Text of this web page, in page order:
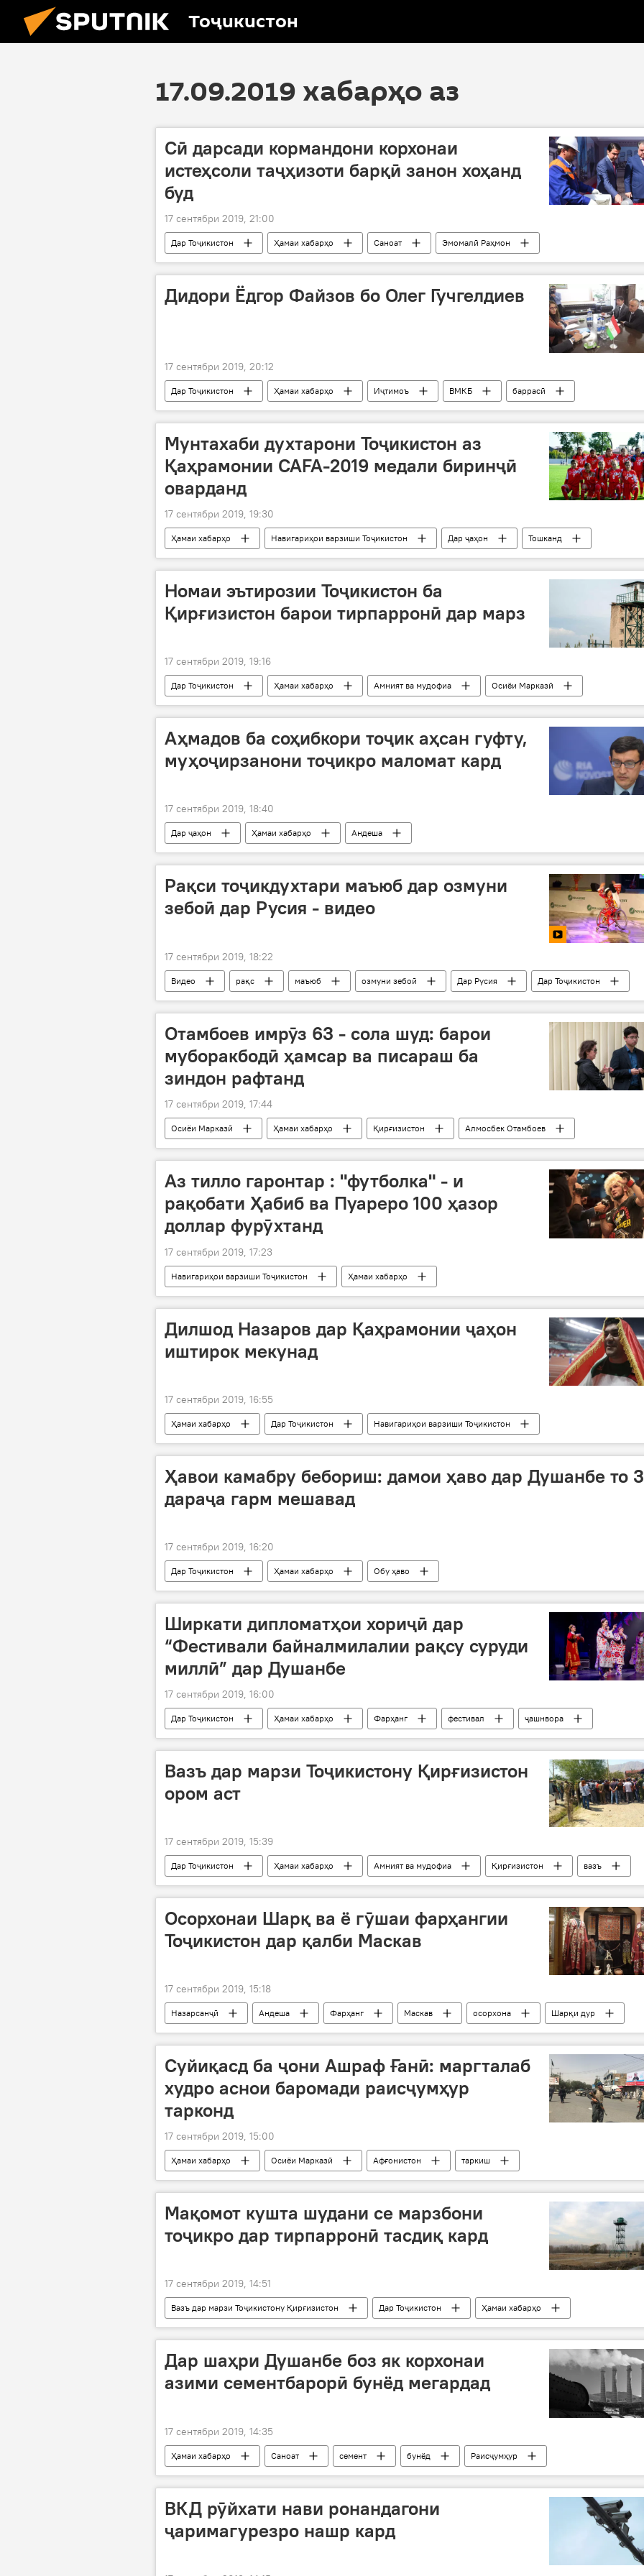
Тоҷикистон
17.09.2019 хабарҳо аз
Сӣ дарсади кормандони корхонаи
истеҳсоли таҷҳизоти барқӣ занон хоҳанд
буд
17 сентябри 2019, 21:00
Дар Тоҷикистон Ҳамаи хабарҳо Саноат
Эмомалӣ Раҳмон
Рустами Эмомалӣ
Дидори Ёдгор Файзов бо Олег Гучгелдиев
17 сентябри 2019, 20:12
Дар Тоҷикистон Ҳамаи хабарҳо Иҷтимоъ ВМКБ
баррасӣ
СММ
кӯмаки озуқаворӣ
Мунтахаби духтарони Тоҷикистон аз
Қаҳрамонии CAFA-2019 медали биринҷӣ
оварданд
17 сентябри 2019, 19:30
Ҳамаи хабарҳо Навигариҳои варзиши Тоҷикистон Дар ҷаҳон
Тошканд
футбол
мунтахаб духтарон
Номаи эътирозии Тоҷикистон ба
Қирғизистон барои тирпарронӣ дар марз
17 сентябри 2019, 19:16
Дар Тоҷикистон Ҳамаи хабарҳо Амният ва мудофиа
Осиёи Марказӣ
Вазъ дар марзи Тоҷикистону Қирғизистон
Аҳмадов ба соҳибкори тоҷик аҳсан гуфту,
муҳоҷирзанони тоҷикро маломат кард
17 сентябри 2019, 18:40
Дар ҷаҳон Ҳамаи хабарҳо Андеша
Рақси тоҷикдухтари маъюб дар озмуни
зебоӣ дар Русия - видео
17 сентябри 2019, 18:22
Видео рақс маъюб озмуни зебоӣ Дар Русия Дар Тоҷикистон
Отамбоев имрӯз 63 - сола шуд: барои
муборакбодӣ ҳамсар ва писараш ба
зиндон рафтанд
17 сентябри 2019, 17:44
Осиёи Марказӣ Ҳамаи хабарҳо Қирғизистон
Алмосбек Отамбоев
СИЗО
мулоқот
Аз тилло гаронтар : "футболка" - и
рақобати Ҳабиб ва Пуареро 100 ҳазор
доллар фурӯхтанд
17 сентябри 2019, 17:23
Навигариҳои варзиши Тоҷикистон Ҳамаи хабарҳо
Дилшод Назаров дар Қаҳрамонии ҷаҳон
иштирок мекунад
17 сентябри 2019, 16:55
Ҳамаи хабарҳо Дар Тоҷикистон
Навигариҳои варзиши Тоҷикистон
қаҳрамонии ҷаҳон
варзиши сабук Дилшод Назаров
Ҳавои камабру бебориш: дамои ҳаво дар Душанбе то
дараҷа гарм мешавад
17 сентябри 2019, 16:20
Дар Тоҷикистон Ҳамаи хабарҳо Обу ҳаво
Ширкати дипломатҳои хориҷӣ дар
“Фестивали байналмилалии рақсу суруди
миллӣ” дар Душанбе
17 сентябри 2019, 16:00
Дар Тоҷикистон Ҳамаи хабарҳо Фарҳанг фестивал
ҷашнвора
дипломатҳо
байналмилалӣ
Вазъ дар марзи Тоҷикистону Қирғизистон
ором аст
17 сентябри 2019, 15:39
Дар Тоҷикистон Ҳамаи хабарҳо Амният ва мудофиа Қирғизистон
вазъ
марз
баҳси сарҳадӣ Вазъ дар марзи Тоҷикистону Қирғизистон
Осорхонаи Шарқ ва ё гӯшаи фарҳангии
Тоҷикистон дар қалби Маскав
17 сентябри 2019, 15:18
Назарсанҷӣ Андеша Фарҳанг Маскав осорхона
Шарқи дур
Дар Тоҷикистон
Суйиқасд ба ҷони Ашраф Ғанӣ: маргталаб
худро аснои баромади раисҷумҳур
тарконд
17 сентябри 2019, 15:00
Ҳамаи хабарҳо Осиёи Марказӣ Афғонистон таркиш
Мақомот кушта шудани се марзбони
тоҷикро дар тирпарронӣ тасдиқ кард
17 сентябри 2019, 14:51
Вазъ дар марзи Тоҷикистону Қирғизистон Дар Тоҷикистон
Ҳамаи хабарҳо
Амният ва мудофиа
Осиёи Марказӣ Қирғизистон
кушта шудан
Дар шаҳри Душанбе боз як корхонаи
азими сементбарорӣ бунёд мегардад
17 сентябри 2019, 14:35
Ҳамаи хабарҳо Саноат семент бунёд
Раисҷумҳур
Эмомалӣ Раҳмон
Дар Тоҷикистон Душанбе
ВКД рӯйхати нави ронандагони
ҷаримагурезро нашр кард